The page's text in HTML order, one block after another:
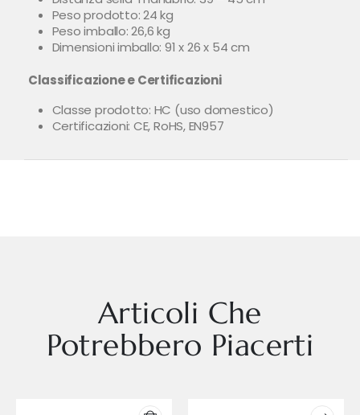
Peso prodotto: 24 kg
Peso imballo: 26,6 kg
Dimensioni imballo: 91 x 26 x 54 cm
Classificazione e Certificazioni
Classe prodotto: HC (uso domestico)
Certificazioni: CE, RoHS, EN957
Articoli Che
Potrebbero Piacerti